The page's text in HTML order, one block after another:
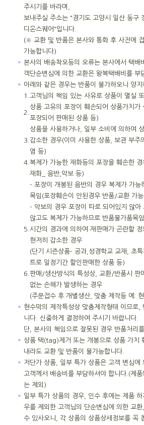
주시기를 바라며,
보내주실 주소는 "경기도 고양시 일산 동구
디온스퀘어"입니다.
(※ 교환 및 반품은 본사와 통화 후 사전에
가능합니다)
＊ 본사의 배송착오등의 오류는 본사에서 택배
객단순변심에 의한 교환은 왕복택배비를 부
＊ 아래와 같은 경우는 반품이 불가하오니 양지
1. 고객님의 책임 있는 사유로 상품이 멸실
2.
상품 고유의 포장이 훼손되어 상품가치가
포장되어 판매된 상품 등)
3.
상품을 사용하거나, 일부 소비에 의하여
감소한 경우(이미 사용한 상품, 보관 부주
염 등)
4. 복제가 가능한 재화등의 포장을 훼손한
재화_ 음반,악보 등)
- 포장이 개봉된 음반의 경우 복제가 가능
목임(포장훼손이 안된경우 반품/교환 가
- 악보의 경우 포장이 따로 되어있지 않아
않고도 복제가 가능하므로 반품불가품목임
5. 시간의 경과에 의하여 재판매가 곤란할
현저히 감소한 경우
(단기 시즌상품- 공과,성경학교 교재, 초
트로 일정기간 할인판매한 상품 등)
6. 판매/생산방식의 특성상, 교환/반품시 판
없는 손해가 발생하는 경우
(주문접수 후 개별생산, 맞춤 제작등 예:
＊ 현수막의 제작특성상 맞춤제작형태 이므로,
니다. 신중하게 결정하여 주시기 바랍니다.
단, 본사의 책임으로 잘못된 경우 반품처리
＊ 상품 택(tag)제거 또는 개봉으로 상품 가치
내라도 교환 및 반품이 불가능합니다.
＊ 저단가 상품, 일부 특가 상품은 고객 변심에
고객께서 배송비를 부담하셔야 합니다.(제
는 제외)
＊ 일부 특가 상품의 경우, 인수 후에는 제품 하
우를 제외한 고객님의 단순변심에 의한 교
수 있사오니, 각 상품의 상품상세정보를 꼭